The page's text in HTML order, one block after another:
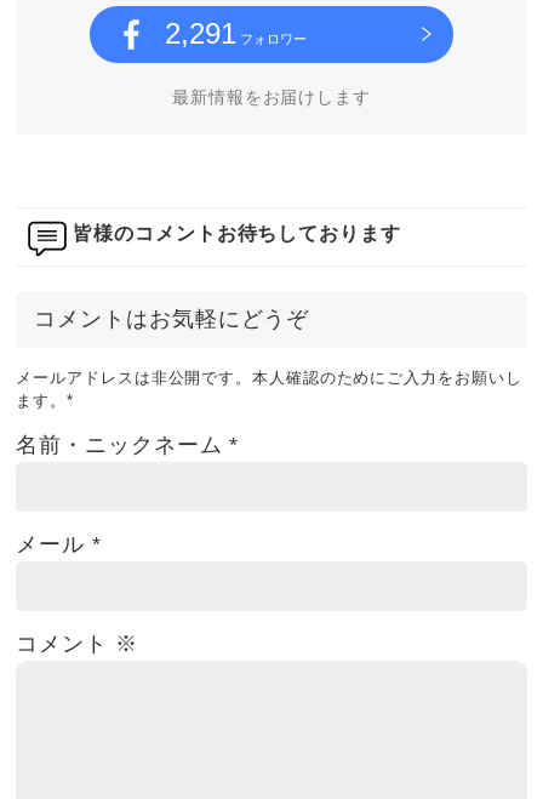
2,291 フォロワー
最新情報をお届けします
皆様のコメントお待ちしております
コメントはお気軽にどうぞ
メールアドレスは非公開です。本人確認のためにご入力をお願いし
ます。*
名前・ニックネーム*
メール*
コメント ※